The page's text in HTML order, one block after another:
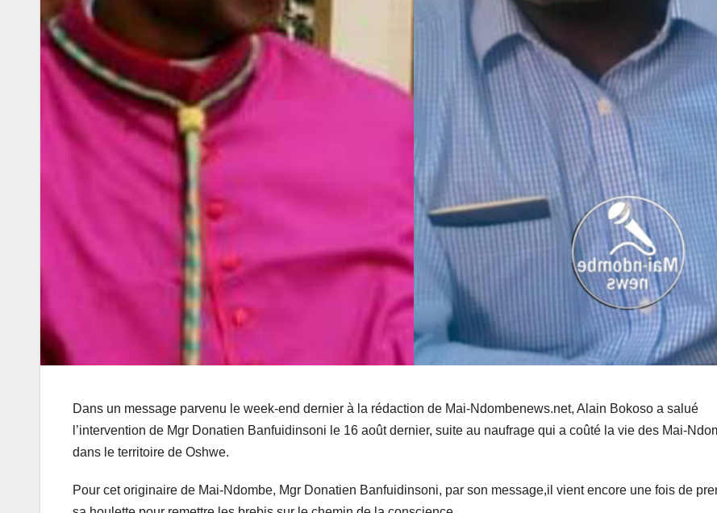
Dans un message parvenu le week-end dernier à la rédaction de Mai-Ndombenews.net, Alain Bokoso a salué
l’intervention de Mgr Donatien Banfuidinsoni le 16 août dernier, suite au naufrage qui a coûté la vie des Mai-
dans le territoire de Oshwe.
Pour cet originaire de Mai-Ndombe, Mgr Donatien Banfuidinsoni, par son message,il vient encore une fois de